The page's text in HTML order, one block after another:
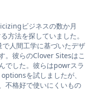
ビジネスの数か月
方法を探していました。
人間工学に基づいたデザ
。彼らのClover Sitesはこ
でした。彼らはpowrスラ
を試しましたが、
不格好で使いにくいもの